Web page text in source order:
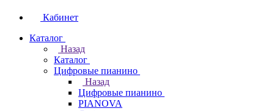
Кабинет
Каталог
Назад
Каталог
Цифровые пианино
Назад
Цифровые пианино
PIANOVA